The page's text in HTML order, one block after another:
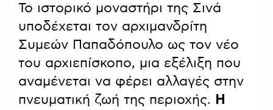
Το ιστορικό μοναστήρι της Σινά
υποδέχεται τον αρχιμανδρίτη
Συμεών Παπαδόπουλο ως τον νέο
του αρχιεπίσκοπο, μια εξέλιξη που
αναμένεται να φέρει αλλαγές στην
πνευματική ζωή της περιοχής.
Η